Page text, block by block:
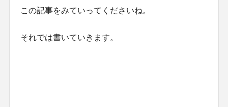
この記事をみていってくださいね。
それでは書いていきます。